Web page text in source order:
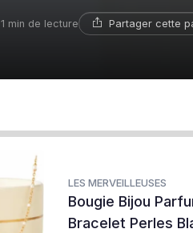
1 min de lecture Partager cette
LES MERVEILLEUSES
Bougie Bijou
Bracelet Perles